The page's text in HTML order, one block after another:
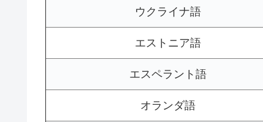
ウクライナ語
エストニア語
エスペラント語
オランダ語